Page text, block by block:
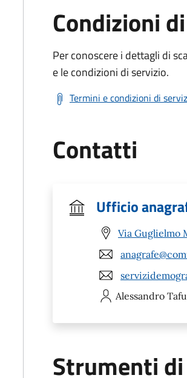
Condizioni
Per conoscere i dettagli di
e le condizioni di servizio.
Termini e condizioni di
Contatti
Ufficio
Via Guglielmo
Alessandro
Strumenti